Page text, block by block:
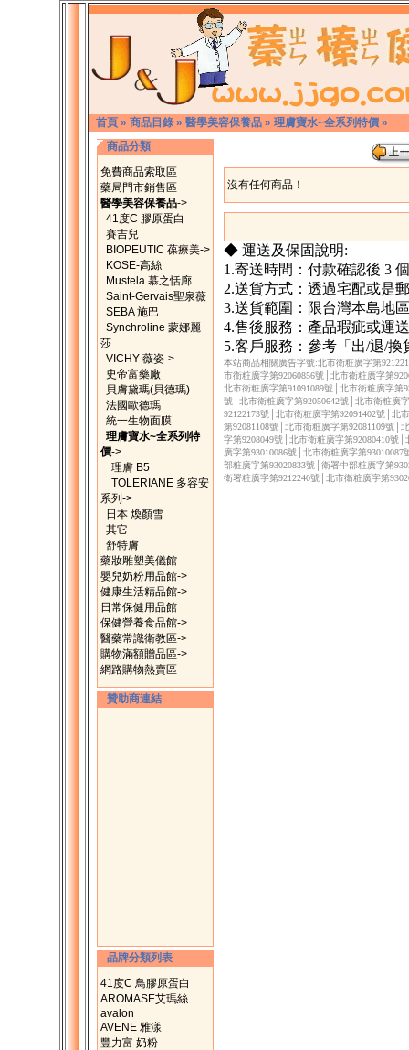
首頁 » 商品目錄 » 醫學美容保養品 » 理膚寶水~全系列特價 »
商品分類
免費商品索取區
藥局門市銷售區
醫學美容保養品->
41度C 膠原蛋白
賽吉兒
BIOPEUTIC 葆療美->
KOSE-高絲
Mustela 慕之恬廊
Saint-Gervais聖泉薇
SEBA 施巴
Synchroline 蒙娜麗
莎
VICHY 薇姿->
史帝富藥廠
貝膚黛瑪(貝德瑪)
法國歐德瑪
統一生物面膜
理膚寶水~全系列特
價->
理膚 B5
TOLERIANE 多容安
系列->
日本 煥顏雪
其它
舒特膚
藥妝雕塑美儀館
嬰兒奶粉用品館->
健康生活精品館->
日常保健用品館
保健營養食品館->
醫藥常識衛教區->
購物滿額贈品區->
網路購物熱賣區
贊助商連結
品牌分類列表
41度C 鳥膠原蛋白
AROMASE艾瑪絲
avalon
AVENE 雅漾
豐力富 奶粉
沒有任何商品！
◆ 運送及保固說明:
1.寄送時間：付款確認後 3
2.送貨方式：透過宅配或是
3.送貨範圍：限台灣本島地
4.售後服務：產品瑕疵或運
5.客戶服務：參考「出/退/
本站商品相關廣告字號:北市衛粧廣字第
市衛粧廣字第92060856號│北市衛粧廣字第
北市衛粧廣字第91091089號│北市衛粧廣字第
號│北市衛粧廣字第92050642號│北市衛粧廣
92122173號│北市衛粧廣字第92091402號│北
第92081108號│北市衛粧廣字第92081109號│
字第9208049號│北市衛粧廣字第92080410號
廣字第93010086號│北市衛粧廣字第
部粧廣字第93020833號│衛署中部粧廣字第
衛署粧廣字第9212240號│北市衛粧廣字第